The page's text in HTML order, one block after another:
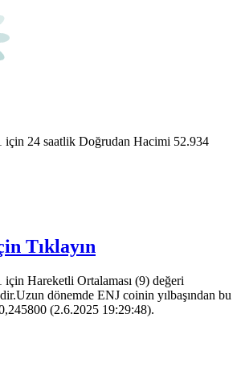
için 24 saatlik Doğrudan Hacimi 52.934
Tıklayın
Hareketli Ortalaması (9) değeri
dönemde ENJ coinin yılbaşından bu
(2.6.2025 19:29:48).